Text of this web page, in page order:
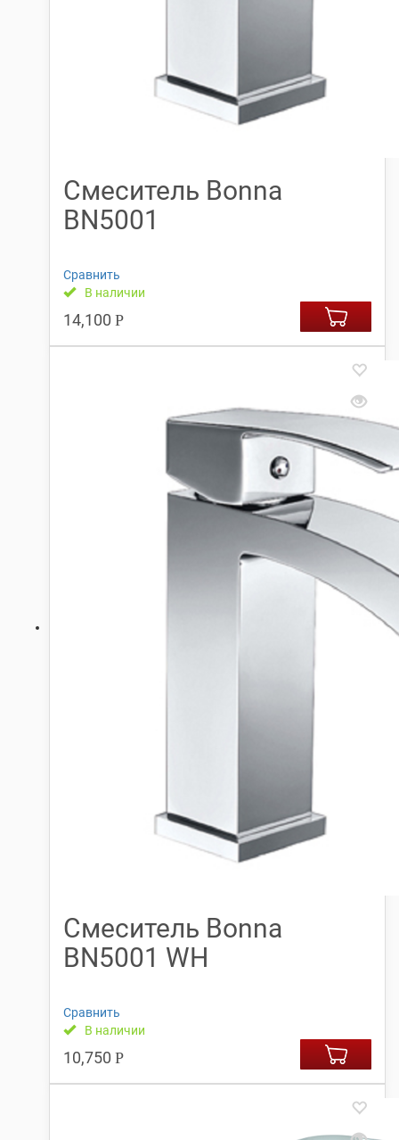
Смеситель Bonna
BN5001
Сравнить
В наличии
14,100 Р
Смеситель Bonna
BN5001 WH
Сравнить
В наличии
10,750 Р